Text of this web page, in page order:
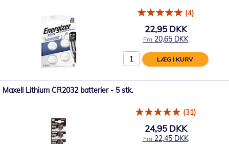
(4)
22,95 DKK
Fra 20,65 DKK
LÆG I KURV
Maxell Lithium CR2032 batterier - 5 stk.
(31)
24,95 DKK
Fra 22,45 DKK